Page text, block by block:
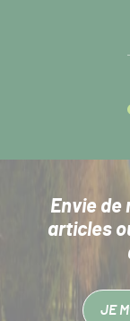
Envie de
articles
JE